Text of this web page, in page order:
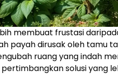
membuat frustasi
payah dirusak oleh tamu
ruang yang indah
solusi yang